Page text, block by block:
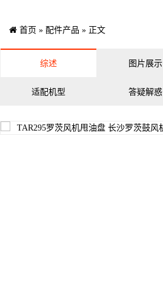
首页 » 配件产品 » 正文
综述 图片展示
适配机型 答疑解惑